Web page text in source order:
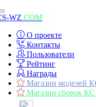
Toggle
navigation
WZ.COM
О проекте
Контакты
Пользователи
Рейтинг
Награды
Магазин моделей
Магазин сборок КС